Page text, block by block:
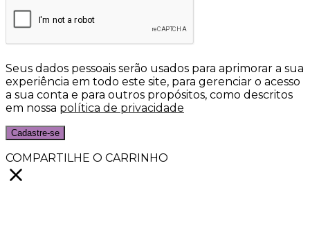
Seus dados pessoais serão usados para aprimorar a sua
experiência em todo este site, para gerenciar o acesso
a sua conta e para outros propósitos, como descritos
em nossa política de privacidade
Cadastre-se
COMPARTILHE O CARRINHO